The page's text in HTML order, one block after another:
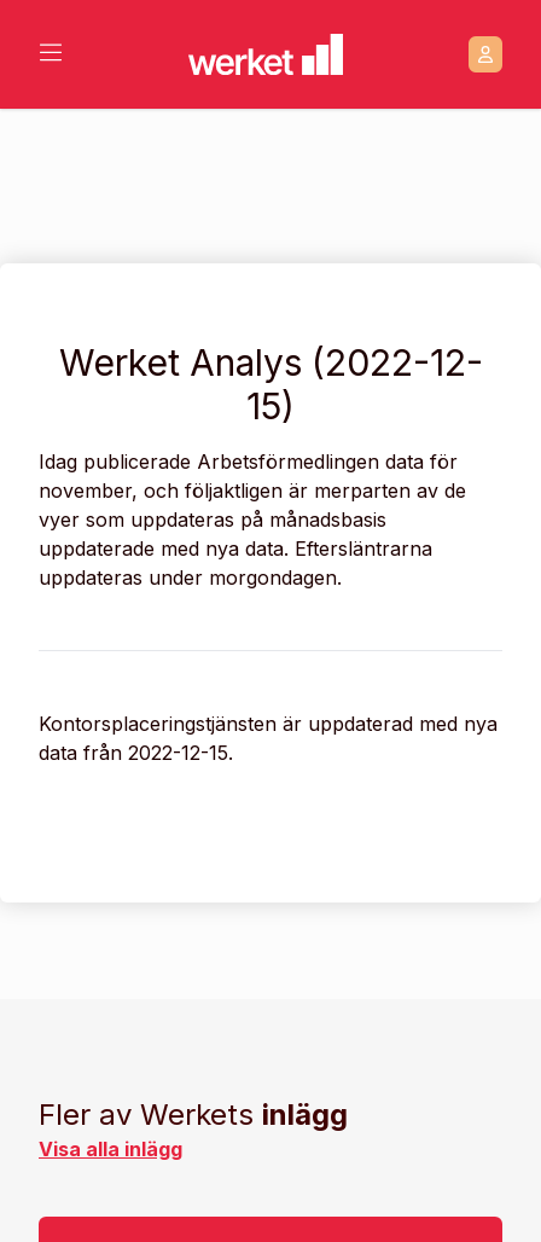
Werket Analys (2022-12-
15)
Idag publicerade Arbetsförmedlingen data för
november, och följaktligen är merparten av de
vyer som uppdateras på månadsbasis
uppdaterade med nya data. Eftersläntrarna
uppdateras under morgondagen.
Kontorsplaceringstjänsten är uppdaterad med nya
data från 2022-12-15.
Fler av Werkets inlägg
Visa alla inlägg